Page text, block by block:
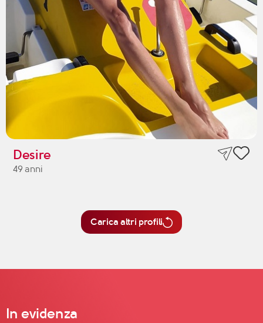
Desire
49 anni
Carica altri profili
In evidenza